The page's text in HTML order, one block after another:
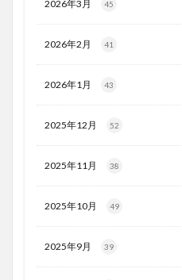
2026年3月 45
2026年2月 41
2026年1月 43
2025年12月 52
2025年11月 38
2025年10月 49
2025年9月 39